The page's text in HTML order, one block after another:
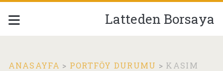
Latteden Borsaya
ANASAYFA > PORTFÖY DURUMU > KASIM